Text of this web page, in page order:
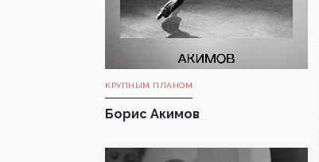
КРУПНЫМ ПЛАНОМ
Борис Акимов